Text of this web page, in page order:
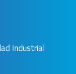
Industrial